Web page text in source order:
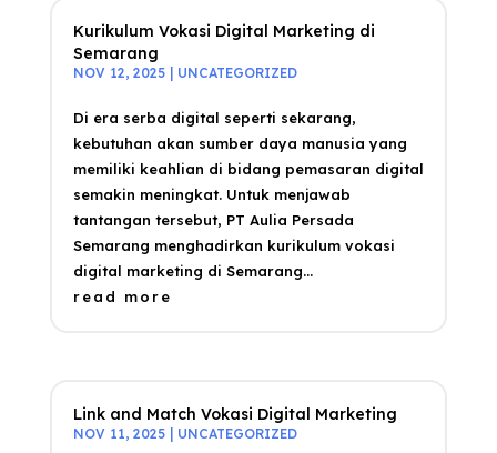
Kurikulum Vokasi Digital Marketing di
Semarang
NOV 12, 2025| UNCATEGORIZED
Di era serba digital seperti sekarang,
kebutuhan akan sumber daya manusia yang
memiliki keahlian di bidang pemasaran digital
semakin meningkat. Untuk menjawab
tantangan tersebut, PT Aulia Persada
Semarang menghadirkan kurikulum vokasi
digital marketing di Semarang...
read more
Link and Match Vokasi Digital Marketing
NOV 11, 2025| UNCATEGORIZED